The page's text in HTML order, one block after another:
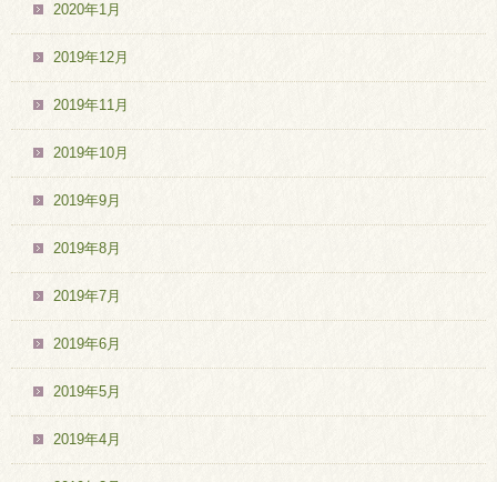
2020年1月
2019年12月
2019年11月
2019年10月
2019年9月
2019年8月
2019年7月
2019年6月
2019年5月
2019年4月